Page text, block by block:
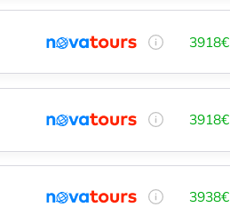
3918€
3918€
3938€